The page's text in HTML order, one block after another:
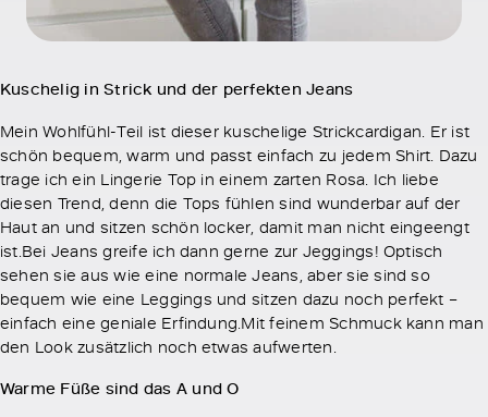
Kuschelig in Strick und der perfekten Jeans
Mein Wohlfühl-Teil ist dieser kuschelige Strickcardigan. Er ist
schön bequem, warm und passt einfach zu jedem Shirt. Dazu
trage ich ein Lingerie Top in einem zarten Rosa. Ich liebe
diesen Trend, denn die Tops fühlen sind wunderbar auf der
Haut an und sitzen schön locker, damit man nicht eingeengt
ist.Bei Jeans greife ich dann gerne zur Jeggings! Optisch
sehen sie aus wie eine normale Jeans, aber sie sind so
bequem wie eine Leggings und sitzen dazu noch perfekt –
einfach eine geniale Erfindung.Mit feinem Schmuck kann man
den Look zusätzlich noch etwas aufwerten.
Warme Füße sind das A und O